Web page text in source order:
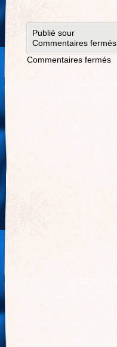
Publié sour
Commentaires fermés
Commentaires fermés